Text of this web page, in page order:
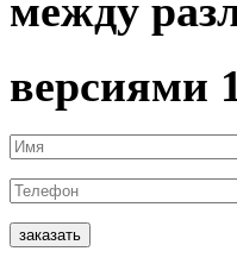
между
версиями
заказать